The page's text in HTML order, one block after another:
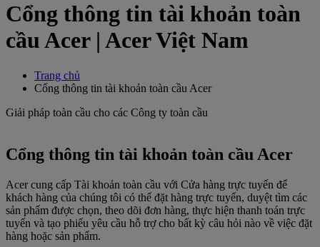
Cổng thông tin tài khoản toàn
cầu Acer | Acer Việt Nam
Trang chủ
Cổng thông tin tài khoản toàn cầu Acer
Giải pháp toàn cầu cho các Công ty toàn cầu
Cổng thông tin tài khoản toàn cầu Acer
Acer cung cấp Tài khoản toàn cầu với Cửa hàng trực tuyến để
khách hàng của chúng tôi có thể đặt hàng trực tuyến, duyệt tìm các
sản phẩm được chọn, theo dõi đơn hàng, thực hiện thanh toán trực
tuyến và tạo phiếu yêu cầu hỗ trợ cho bất kỳ câu hỏi nào về việc đặt
hàng hoặc sản phẩm.